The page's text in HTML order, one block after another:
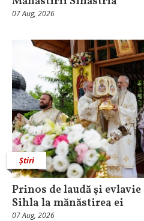
07 Aug, 2026
Știri
Prinos de laudă şi
Sihla la mănăstirea ei
07 Aug, 2026